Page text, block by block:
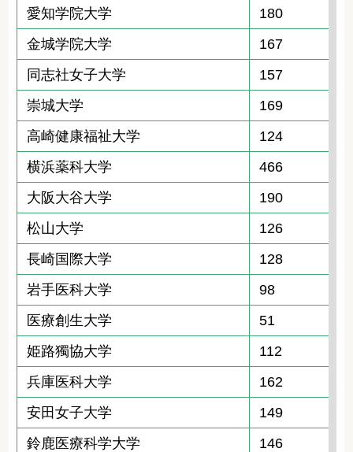
愛知学院大学
180
金城学院大学
167
同志社女子大学
157
崇城大学
169
高崎健康福祉大学
124
横浜薬科大学
466
大阪大谷大学
190
松山大学
126
長崎国際大学
128
岩手医科大学
98
医療創生大学
51
姫路獨協大学
112
兵庫医科大学
162
安田女子大学
149
鈴鹿医療科学大学
146